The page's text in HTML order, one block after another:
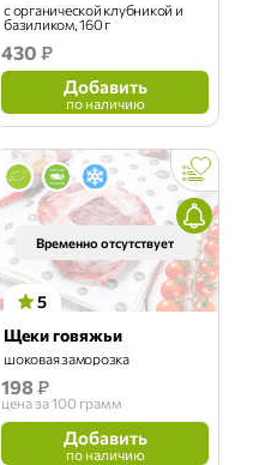
с органической клубникой и
базиликом, 160 г
430 ₽
Добавить
по наличию
Временно отсутствует
5
Щеки говяжьи
шоковая заморозка
198₽
цена за 100 грамм
Добавить
по наличию